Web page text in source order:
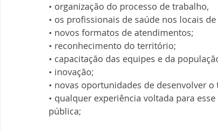
• organização do processo de trabalho,
• os profissionais de saúde nos locais
• novos formatos de atendimentos;
• reconhecimento do território;
• capacitação das equipes e da
• inovação;
• novas oportunidades de desenvolver
• qualquer experiência voltada para
pública;